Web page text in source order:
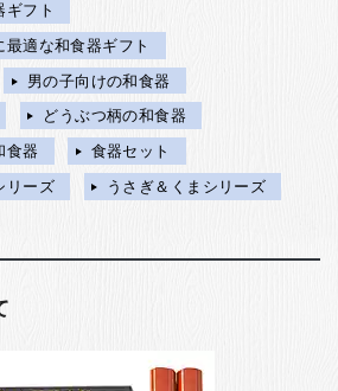
ギフト
最適な和食器ギフト
男の子向けの和食器
どうぶつ柄の和食器
食器
食器セット
リーズ
うさぎ＆くまシリーズ